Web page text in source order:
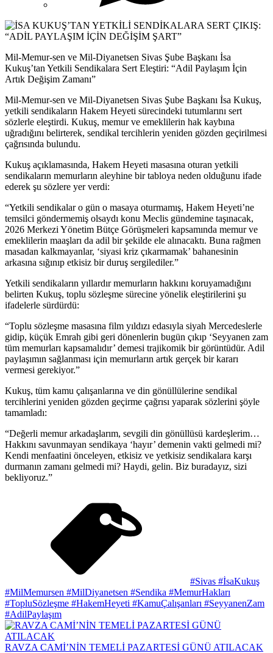
Mil-Memur-sen ve Mil-Diyanetsen Sivas Şube Başkanı İsa
Kukuş’tan Yetkili Sendikalara Sert Eleştiri: “Adil Paylaşım İçin
Artık Değişim Zamanı”
Mil-Memur-sen ve Mil-Diyanetsen Sivas Şube Başkanı İsa Kukuş,
yetkili sendikaların Hakem Heyeti sürecindeki tutumlarını sert
sözlerle eleştirdi. Kukuş, memur ve emeklilerin hak kaybına
uğradığını belirterek, sendikal tercihlerin yeniden gözden geçirilmesi
çağrısında bulundu.
Kukuş açıklamasında, Hakem Heyeti masasına oturan yetkili
sendikaların memurların aleyhine bir tabloya neden olduğunu ifade
ederek şu sözlere yer verdi:
“Yetkili sendikalar o gün o masaya oturmamış, Hakem Heyeti’ne
temsilci göndermemiş olsaydı konu Meclis gündemine taşınacak,
2026 Merkezi Yönetim Bütçe Görüşmeleri kapsamında memur ve
emeklilerin maaşları da adil bir şekilde ele alınacaktı. Buna rağmen
masadan kalkmayanlar, ‘siyasi kriz çıkarmamak’ bahanesinin
arkasına sığınıp etkisiz bir duruş sergilediler.”
Yetkili sendikaların yıllardır memurların hakkını koruyamadığını
belirten Kukuş, toplu sözleşme sürecine yönelik eleştirilerini şu
ifadelerle sürdürdü:
“Toplu sözleşme masasına film yıldızı edasıyla siyah Mercedeslerle
gidip, küçük Emrah gibi geri dönenlerin bugün çıkıp ‘Seyyanen zam
tüm memurları kapsamalıdır’ demesi trajikomik bir görüntüdür. Adil
paylaşımın sağlanması için memurların artık gerçek bir kararı
vermesi gerekiyor.”
Kukuş, tüm kamu çalışanlarına ve din gönüllülerine sendikal
tercihlerini yeniden gözden geçirme çağrısı yaparak sözlerini şöyle
tamamladı:
“Değerli memur arkadaşlarım, sevgili din gönüllüsü kardeşlerim…
Hakkını savunmayan sendikaya ‘hayır’ demenin vakti gelmedi mi?
Kendi menfaatini önceleyen, etkisiz ve yetkisiz sendikalara karşı
durmanın zamanı gelmedi mi? Haydi, gelin. Biz buradayız, sizi
bekliyoruz.”
#Sivas #İsaKukuş
#MilMemursen #MilDiyanetsen #Sendika #MemurHakları
#TopluSözleşme #HakemHeyeti #KamuÇalışanları #SeyyanenZam
#AdilPaylaşım
RAVZA CAMİ’NİN TEMELİ PAZARTESİ GÜNÜ ATILACAK